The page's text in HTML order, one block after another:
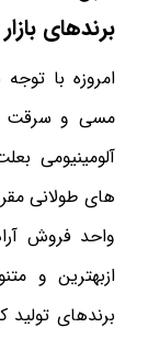
برندهای بازار
امروزه با
مسی و سرقت
آلومینیومی
های طولانی
ازبهترین و
برندهای